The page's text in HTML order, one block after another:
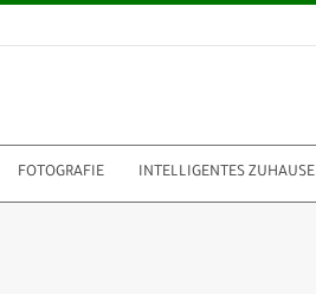
FOTOGRAFIE INTELLIGENTES ZUHAUSE